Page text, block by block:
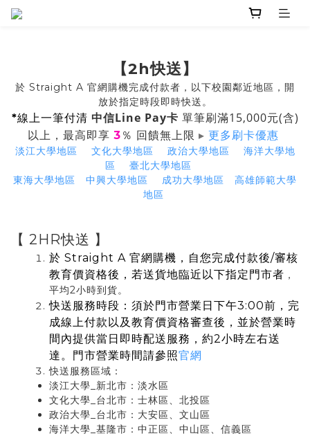
【2h快送】
於 Straight A 官網購機完成付款者，以下校園鄰近地區，開
放於指定時段即時快送。
*線上一筆付清 中信Line Pay卡 單筆刷滿15,000元(含)
以上，最高即享 3 ％ 回饋無上限 ▸ 更多刷卡優惠
淡江大學地區 文化大學地區 政治大學地區
海洋大學地
區
臺北大學地區
東海大學地區
中興大學地區 成功大學地區
高雄師範大學
地區
【 2HR快送 】
於 Straight A 官網購機，自您完成付款後/審核
教育價資格後，若送貨地臨近以下指定門市者 ，
平均2小時到貨。
快送服務時段：須於門市營業日下午3:00前，完
成線上付款以及教育價資格審查後，並於營業時
間內提供當日即時配送服務，約2小時左右送
達。門市營業時間請參照官網
快送服務區域：
淡江大學_新北市：淡水區
文化大學_台北市：士林區、北投區
政治大學_ 台北市：大安區、文山區
海洋大學_基隆市：中正區、中山區、信義區